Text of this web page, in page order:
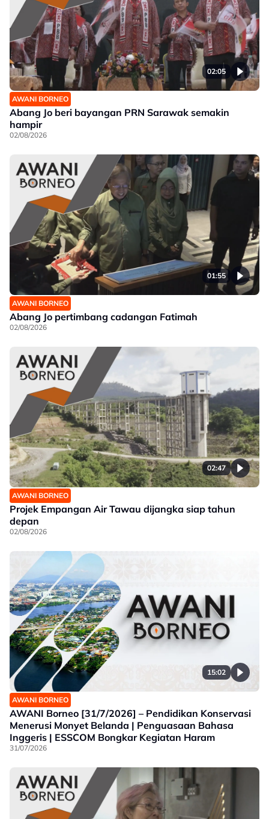
02:05
AWANI BORNEO
Abang Jo beri bayangan PRN Sarawak semakin
hampir
02/08/2026
01:55
AWANI BORNEO
Abang Jo pertimbang cadangan Fatimah
02/08/2026
02:47
AWANI BORNEO
Projek Empangan Air Tawau dijangka siap tahun
depan
02/08/2026
15:02
AWANI BORNEO
AWANI Borneo [31/7/2026] – Pendidikan Konservasi
Menerusi Monyet Belanda | Penguasaan Bahasa
Inggeris | ESSCOM Bongkar Kegiatan Haram
31/07/2026